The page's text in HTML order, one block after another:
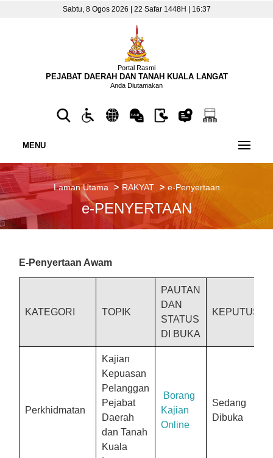
Sabtu, 8 Ogos 2026 | 22 Safar 1448H | 16:37
Portal Rasmi
PEJABAT DAERAH DAN TANAH KUALA LANGAT
Anda Diutamakan
MENU
Laman Utama RAKYAT e-Penyertaan
e-PENYERTAAN
E-Penyertaan Awam
KATEGORI TOPIK
PAUTAN
DAN
STATUS
DI BUKA
KEPUTUSAN
Perkhidmatan
Kajian
Kepuasan
Pelanggan
Pejabat
Daerah
dan Tanah
Kuala
Borang
Kajian
Online
Sedang
Dibuka